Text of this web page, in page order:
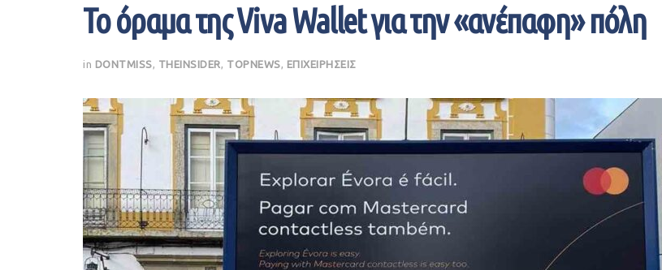
Το όραμα της Viva Wallet για την «ανέπαφη» πόλη
in DONTMISS THEINSIDER TOPNEWS ΕΠΙΧΕΙΡΗΣΕΙΣ